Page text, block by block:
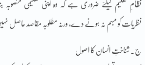
نظامِ تعلیم کیلئے ضروری ہے کہ وہ اپنی تعلیمی منصوبہ
نظریات کو مبہم نہ ہونے دے، ورنہ مطلوبہ مقاصد حاصل
ج۔ شناختِ انسان کا اصول